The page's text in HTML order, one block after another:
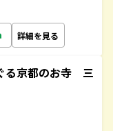
詳細を見る
る京都のお寺 三